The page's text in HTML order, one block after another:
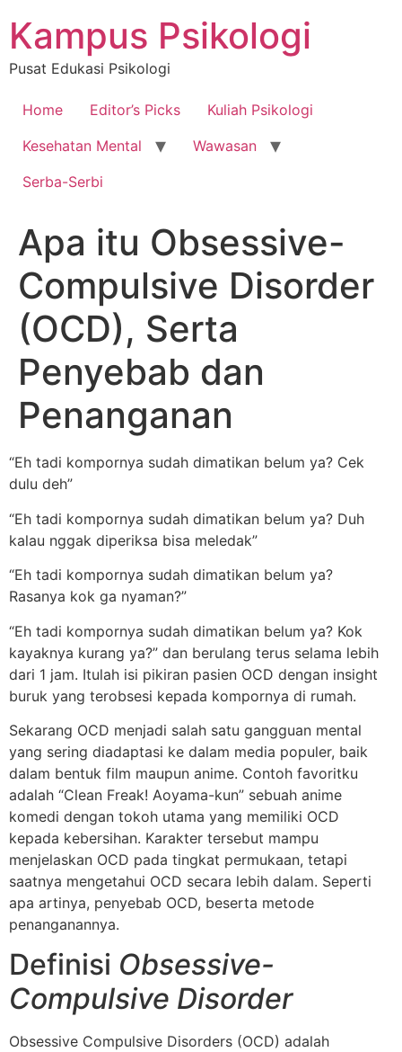
content
Kampus Psikologi
Pusat Edukasi Psikologi
Home Editor’s Picks
Kuliah Psikologi
Kesehatan Mental
Wawasan
Serba-Serbi
Apa itu Obsessive-
Compulsive Disorder
(OCD), Serta
Penyebab dan
Penanganan
“Eh tadi kompornya sudah dimatikan belum ya? Cek
dulu deh”
“Eh tadi kompornya sudah dimatikan belum ya? Duh
kalau nggak diperiksa bisa meledak”
“Eh tadi kompornya sudah dimatikan belum ya?
Rasanya kok ga nyaman?”
“Eh tadi kompornya sudah dimatikan belum ya? Kok
kayaknya kurang ya?” dan berulang terus selama lebih
dari 1 jam. Itulah isi pikiran pasien OCD dengan insight
buruk yang terobsesi kepada kompornya di rumah.
Sekarang OCD menjadi salah satu gangguan mental
yang sering diadaptasi ke dalam media populer, baik
dalam bentuk film maupun anime. Contoh favoritku
adalah “Clean Freak! Aoyama-kun” sebuah anime
komedi dengan tokoh utama yang memiliki OCD
kepada kebersihan. Karakter tersebut mampu
menjelaskan OCD pada tingkat permukaan, tetapi
saatnya mengetahui OCD secara lebih dalam. Seperti
apa artinya, penyebab OCD, beserta metode
penanganannya.
Definisi Obsessive-
Compulsive Disorder
Obsessive Compulsive Disorders (OCD) adalah